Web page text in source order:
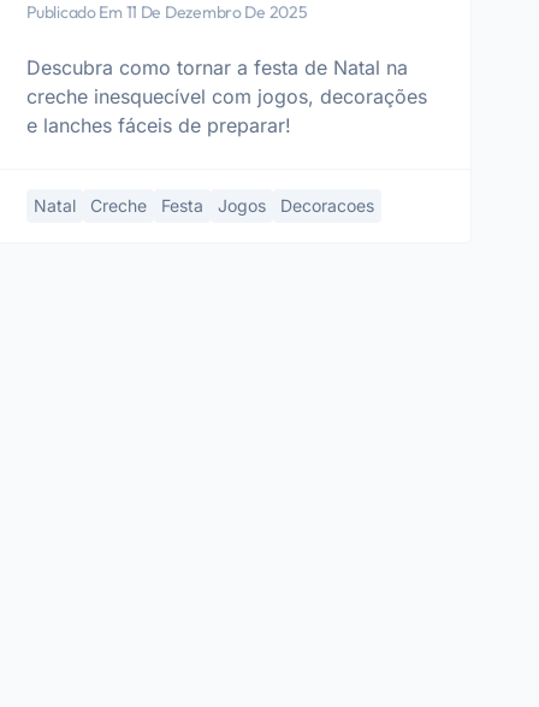
Publicado Em 11 De Dezembro De 2025
Descubra como tornar a festa de Natal na
creche inesquecível com jogos, decorações
e lanches fáceis de preparar!
Natal Creche Festa Jogos Decoracoes